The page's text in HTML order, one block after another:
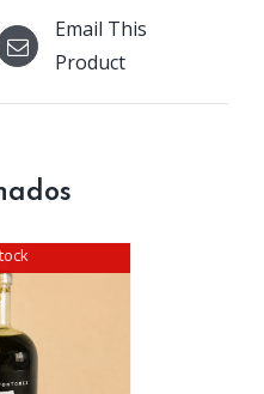
Email This
Product